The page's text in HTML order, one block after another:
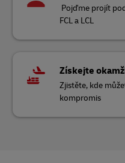
Pojďme projít
FCL a LCL
Získejte
Zjistěte, kde
kompromis